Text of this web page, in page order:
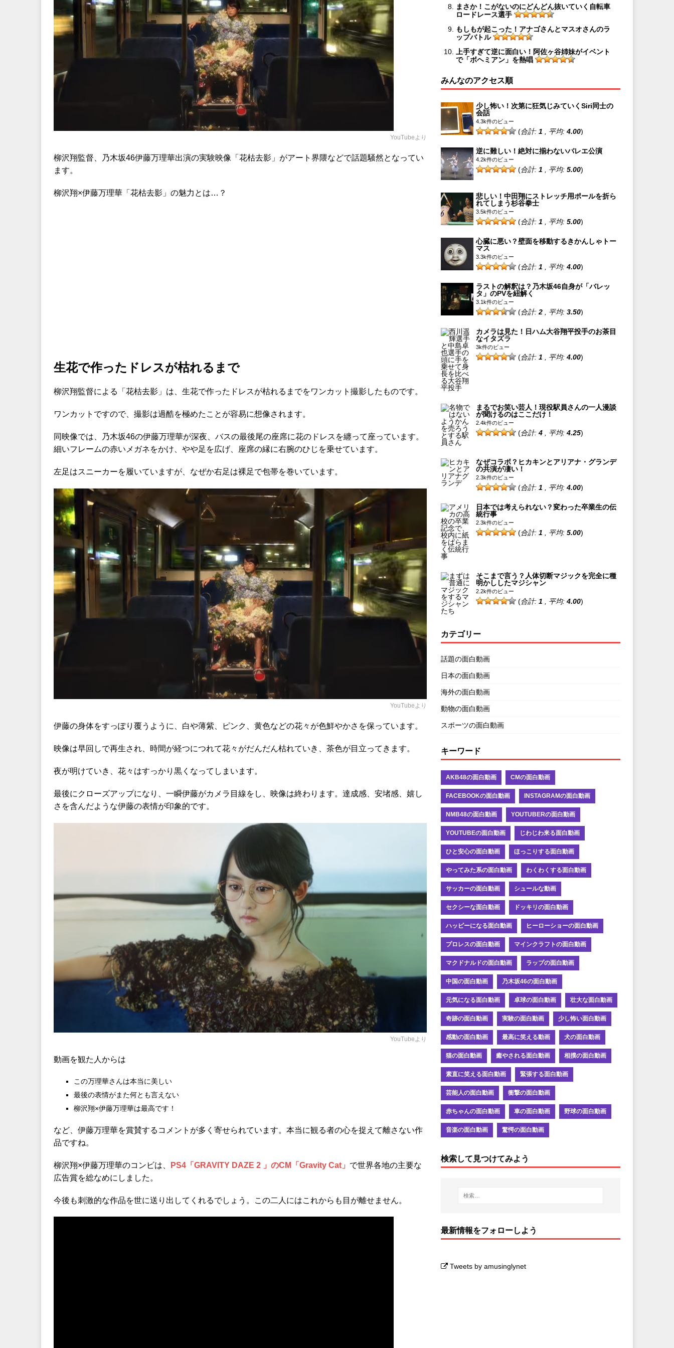
YouTubeより
柳沢翔監督、乃木坂46伊藤万理華出演の実験映像「花枯去影」がアート界隈などで話題騒然となってい
ます。
柳沢翔×伊藤万理華「花枯去影」の魅力とは…？
生花で作ったドレスが枯れるまで
柳沢翔監督による「花枯去影」は、生花で作ったドレスが枯れるまでをワンカット撮影したものです。
ワンカットですので、撮影は過酷を極めたことが容易に想像されます。
同映像では、乃木坂46の伊藤万理華が深夜、バスの最後尾の座席に花のドレスを纏って座っています。
細いフレームの赤いメガネをかけ、やや足を広げ、座席の縁に右腕のひじを乗せています。
左足はスニーカーを履いていますが、なぜか右足は裸足で包帯を巻いています。
YouTubeより
伊藤の身体をすっぽり覆うように、白や薄紫、ピンク、黄色などの花々が色鮮やかさを保っています。
映像は早回しで再生され、時間が経つにつれて花々がだんだん枯れていき、茶色が目立ってきます。
夜が明けていき、花々はすっかり黒くなってしまいます。
最後にクローズアップになり、一瞬伊藤がカメラ目線をし、映像は終わります。達成感、安堵感、嬉し
さを含んだような伊藤の表情が印象的です。
YouTubeより
動画を観た人からは
この万理華さんは本当に美しい
最後の表情がまた何とも言えない
柳沢翔×伊藤万理華は最高です！
など、伊藤万理華を賞賛するコメントが多く寄せられています。本当に観る者の心を捉えて離さない作
品ですね。
柳沢翔×伊藤万理華のコンビは、 PS4「GRAVITY DAZE 2 」のCM「Gravity Cat」 で世界各地の主要な
広告賞を総なめにしました。
今後も刺激的な作品を世に送り出してくれるでしょう。この二人にはこれからも目が離せません。
まさか！こがないのにどんどん抜いていく自転車
ロードレース選手
もしもが起こった！アナゴさんとマスオさんのラ
ップバトル
上手すぎて逆に面白い！阿佐ヶ谷姉妹がイベント
で「ボヘミアン」を熱唱
みんなのアクセス順
少し怖い！次第に狂気じみていくSiri同士の
会話
4.3k件のビュー
(合計:1 , 平均:4.00)
逆に難しい！絶対に揃わないバレエ公演
4.2k件のビュー
(合計:1 , 平均:5.00)
悲しい！中田翔にストレッチ用ポールを折ら
れてしまう杉谷拳士
3.5k件のビュー
(合計:1 , 平均:5.00)
心臓に悪い？壁面を移動するきかんしゃトー
マス
3.3k件のビュー
(合計:1 , 平均:4.00)
ラストの解釈は？乃木坂46自身が「バレッ
タ」のPVを紐解く
3.1k件のビュー
(合計:2 , 平均:3.50)
カメラは見た！日ハム大谷翔平投手のお茶目
なイタズラ
3k件のビュー
(合計:1 , 平均:4.00)
まるでお笑い芸人！現役駅員さんの一人漫談
が聞けるのはここだけ！
2.4k件のビュー
(合計:4 , 平均:4.25)
なぜコラボ？ヒカキンとアリアナ・グランデ
の共演が凄い！
2.3k件のビュー
(合計:1 , 平均:4.00)
日本では考えられない？変わった卒業生の伝
統行事
2.3k件のビュー
(合計:1 , 平均:5.00)
そこまで言う？人体切断マジックを完全に種
明かししたマジシャン
2.2k件のビュー
(合計:1 , 平均:4.00)
カテゴリー
話題の面白動画
日本の面白動画
海外の面白動画
動物の面白動画
スポーツの面白動画
キーワード
AKB48の面白動画 CMの面白動画
FACEBOOKの面白動画 INSTAGRAMの面白動画
NMB48の面白動画 YOUTUBERの面白動画
YOUTUBEの面白動画 じわじわ来る面白動画
ひと安心の面白動画 ほっこりする面白動画
やってみた系の面白動画 わくわくする面白動画
サッカーの面白動画 シュールな動画
セクシーな面白動画 ドッキリの面白動画
ハッピーになる面白動画 ヒーローショーの面白動画
プロレスの面白動画 マインクラフトの面白動画
マクドナルドの面白動画 ラップの面白動画
中国の面白動画 乃木坂46の面白動画
元気になる面白動画 卓球の面白動画 壮大な面白動画
奇跡の面白動画 実験の面白動画 少し怖い面白動画
感動の面白動画 最高に笑える動画 犬の面白動画
猫の面白動画 癒やされる面白動画 相撲の面白動画
素直に笑える面白動画 緊張する面白動画
芸能人の面白動画 衝撃の面白動画
赤ちゃんの面白動画 車の面白動画 野球の面白動画
音楽の面白動画 驚愕の面白動画
検索して見つけてみよう
最新情報をフォローしよう
Tweets by amusinglynet